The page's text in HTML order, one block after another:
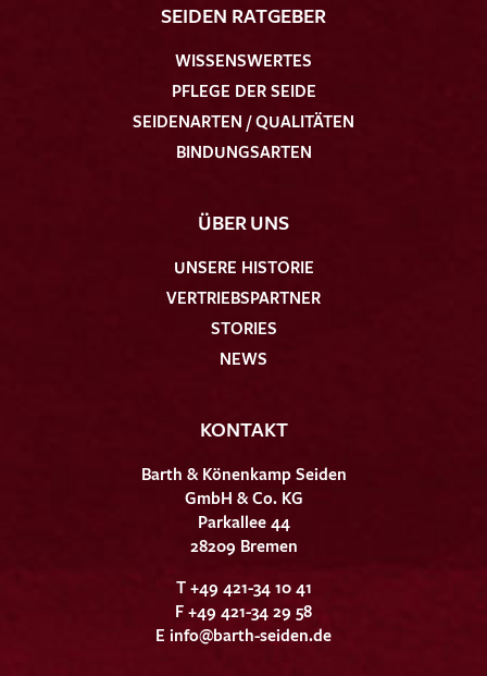
SEIDEN RATGEBER
WISSENSWERTES
PFLEGE DER SEIDE
SEIDENARTEN / QUALITÄTEN
BINDUNGSARTEN
ÜBER UNS
UNSERE HISTORIE
VERTRIEBSPARTNER
STORIES
NEWS
KONTAKT
Barth & Könenkamp Seiden
GmbH & Co. KG
Parkallee 44
28209 Bremen
T +49 421-34 10 41
F +49 421-34 29 58
E info@barth-seiden.de